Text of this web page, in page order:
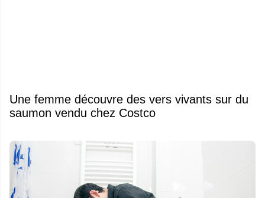
Une femme découvre des vers vivants sur du
saumon vendu chez Costco